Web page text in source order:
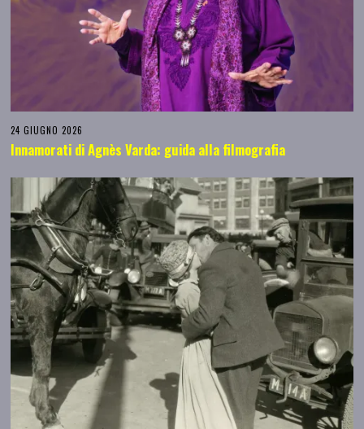
24 GIUGNO 2026
Innamorati di Agnès Varda: guida alla filmografia